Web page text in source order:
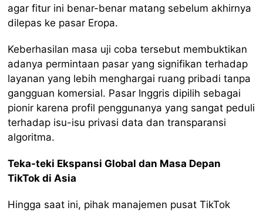
agar fitur ini benar-benar matang sebelum akhirnya
dilepas ke pasar Eropa.
Keberhasilan masa uji coba tersebut membuktikan
adanya permintaan pasar yang signifikan terhadap
layanan yang lebih menghargai ruang pribadi tanpa
gangguan komersial. Pasar Inggris dipilih sebagai
pionir karena profil penggunanya yang sangat peduli
terhadap isu-isu privasi data dan transparansi
algoritma.
Teka-teki Ekspansi Global dan Masa Depan
TikTok di Asia
Hingga saat ini, pihak manajemen pusat TikTok